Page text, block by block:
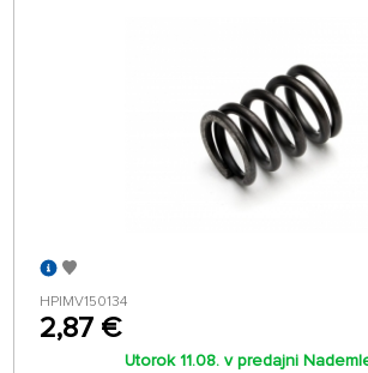
HPIMV150134
2,87 €
Utorok 11.08. v predajni